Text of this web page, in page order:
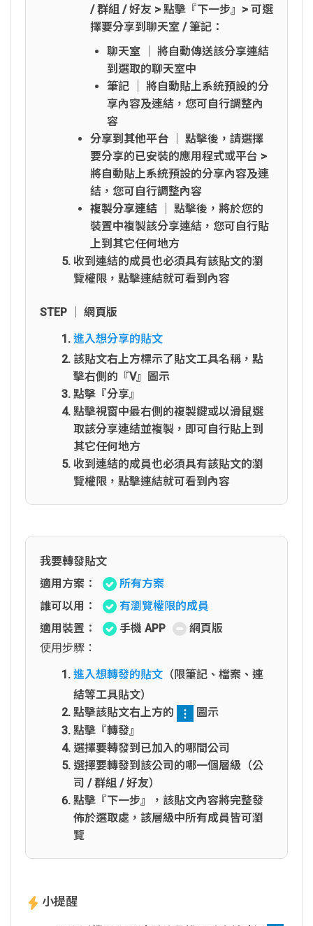
/ 群組 / 好友 > 點擊『下一步』> 可選
擇要分享到聊天室 / 筆記：
聊天室 │ 將自動傳送該分享連結
到選取的聊天室中
筆記 │ 將自動貼上系統預設的分
享內容及連結，您可自行調整內
容
分享到其他平台 │ 點擊後，請選擇
要分享的已安裝的應用程式或平台 >
將自動貼上系統預設的分享內容及連
結，您可自行調整內容
複製分享連結 │ 點擊後，將於您的
裝置中複製該分享連結，您可自行貼
上到其它任何地方
收到連結的成員也必須具有該貼文的瀏
覽權限，點擊連結就可看到內容
STEP │ 網頁版
進入想分享的貼文
該貼文右上方標示了貼文工具名稱，點
擊右側的『V』圖示
點擊『分享』
點擊視窗中最右側的複製鍵或以滑鼠選
取該分享連結並複製，即可自行貼上到
其它任何地方
收到連結的成員也必須具有該貼文的瀏
覽權限，點擊連結就可看到內容
我要轉發貼文
適用方案：
所有方案
誰可以用：
有瀏覽權限的成員
適用裝置：
手機 APP
網頁版
使用步驟：
進入想轉發的貼文 （限筆記、檔案、連
結等工具貼文）
點擊該貼文右上方的
圖示
點擊『轉發』
選擇要轉發到已加入的哪間公司
選擇要轉發到該公司的哪一個層級（公
司 / 群組 / 好友）
點擊『下一步』，該貼文內容將完整發
佈於選取處，該層級中所有成員皆可瀏
覽
小提醒